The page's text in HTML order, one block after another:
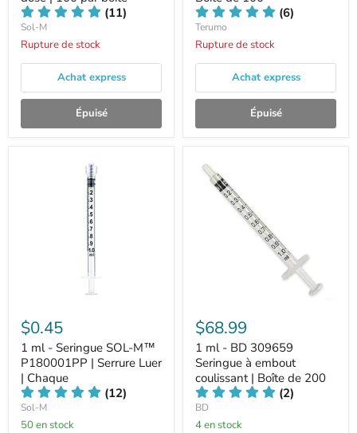
(11)
Sol-M
Rupture de stock
Achat express
Épuisé
(6)
Terumo
Rupture de stock
Achat express
Épuisé
$0.45
1 ml - Seringue SOL-M™
P180001PP | Serrure Luer
| Chaque
(12)
Sol-M
50 en stock
$68.99
1 ml - BD 309659
Seringue à embout
coulissant | Boîte de 200
(2)
BD
4 en stock